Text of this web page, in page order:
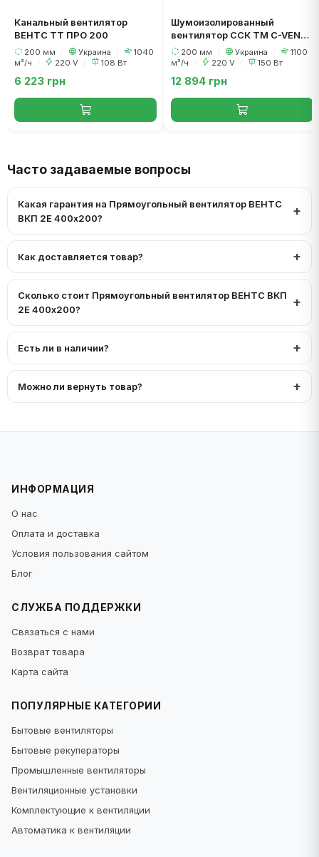
Канальный вентилятор
ВЕНТС ТТ ПРО 200
200 мм Украина
1040
м³/ч
220 V 108 Вт
6 223 грн
Шумоизолированный
вентилятор ССК ТМ C-VENT-
PB-S-200B-4-220
200 мм Украина
1100
м³/ч
220 V 150 Вт
12 894 грн
Часто задаваемые вопросы
Какая гарантия на Прямоугольный вентилятор ВЕНТС
ВКП 2Е 400х200?
Как доставляется товар?
Сколько стоит Прямоугольный вентилятор ВЕНТС ВКП
2Е 400х200?
Есть ли в наличии?
Можно ли вернуть товар?
ИНФОРМАЦИЯ
О нас
Оплата и доставка
Условия пользования сайтом
Блог
СЛУЖБА ПОДДЕРЖКИ
Связаться с нами
Возврат товара
Карта сайта
ПОПУЛЯРНЫЕ КАТЕГОРИИ
Бытовые вентиляторы
Бытовые рекуператоры
Промышленные вентиляторы
Вентиляционные установки
Комплектующие к вентиляции
Автоматика к вентиляции